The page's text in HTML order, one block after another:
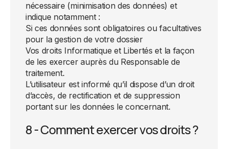
nécessaire (minimisation des données) et
indique notamment :
Si ces données sont obligatoires ou facultatives
pour la gestion de votre dossier
Vos droits Informatique et Libertés et la façon
de les exercer auprès du Responsable de
traitement.
L’utilisateur est informé qu’il dispose d’un droit
d’accès, de rectification et de suppression
portant sur les données le concernant.
8 - Comment exercer vos droits ?